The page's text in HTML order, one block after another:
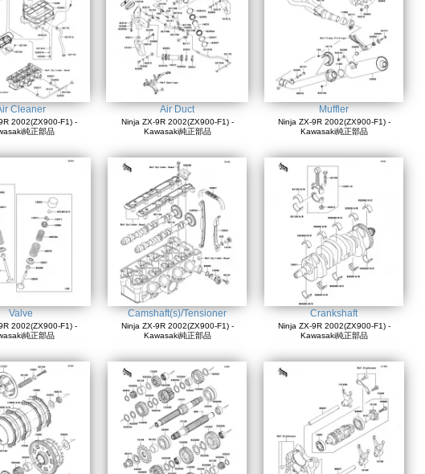
Cleaner
2002(ZX900-F1) -
純正部品
Air Duct
Ninja ZX-9R 2002(ZX900-F1) -
Kawasaki純正部品
Muffler
Ninja ZX-9R 2002(ZX900-F1) -
Kawasaki純正部品
Valve
2002(ZX900-F1) -
純正部品
Camshaft(s)/Tensioner
Ninja ZX-9R 2002(ZX900-F1) -
Kawasaki純正部品
Crankshaft
Ninja ZX-9R 2002(ZX900-F1) -
Kawasaki純正部品